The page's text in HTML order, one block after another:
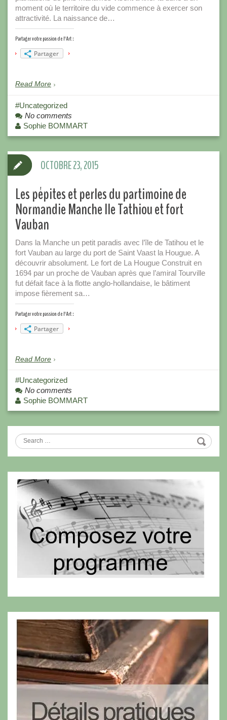
moment où le territoire du vide commence à exercer son
attractivité. La naissance de…
Partager votre passion de l'Art :
Partager
Read More
Uncategorized
No comments
Sophie BOMMART
Les pépites et perles du partimoine de
Normandie Manche Ile Tathiou et fort
Vauban
Dans la Manche un petit paradis avec l’île de Tatihou et le
fort Vauban au large du port de Saint Vaast la Hougue. A
découvrir absolument. Le fort de La Hougue Construit en
1694 par un proche de Vauban après que l’amiral Tourville
fut défait face à la flotte anglo-hollandaise, le bâtiment
impose fièrement sa…
Partager votre passion de l'Art :
Partager
Read More
OCTOBRE 23, 2015
Uncategorized
No comments
Sophie BOMMART
Search